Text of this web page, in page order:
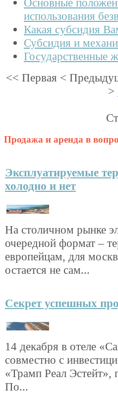
использования
Какая субсидия
Субсидия и
Государственные
<< Первая <
>
Продажа и аренда в
Эксплуатируемые
холодно и нет
На столичном рынке
очередной формат –
европейцам, для
остается не сам...
Секрет успешных
14 декабря в отеле
совместно с
«Трамп Реал
По...